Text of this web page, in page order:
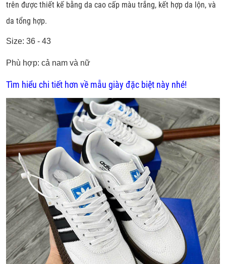
trên được thiết kế bằng da cao cấp màu trắng, kết hợp da lộn, và
da tổng hợp.
Size: 36 - 43
Phù hợp: cả nam và nữ
Tìm hiểu chi tiết hơn về mẫu giày đặc biệt này nhé!